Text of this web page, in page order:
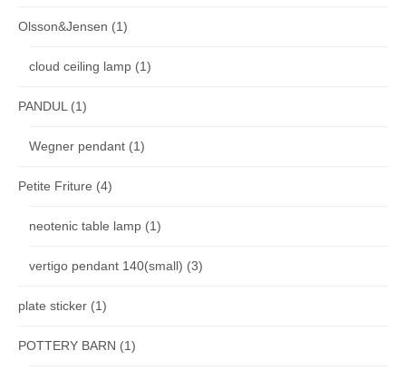
Olsson&Jensen (1)
cloud ceiling lamp (1)
PANDUL (1)
Wegner pendant (1)
Petite Friture (4)
neotenic table lamp (1)
vertigo pendant 140(small) (3)
plate sticker (1)
POTTERY BARN (1)